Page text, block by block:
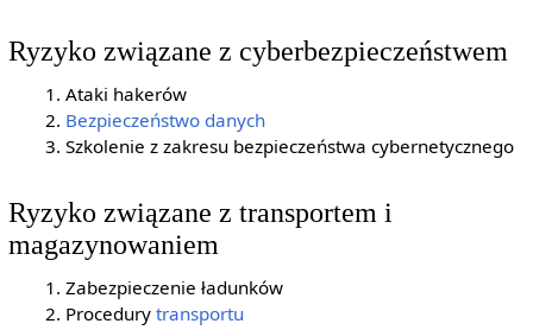
Ryzyko związane z cyberbezpieczeństwem
Ataki hakerów
Bezpieczeństwo danych
Szkolenie z zakresu bezpieczeństwa cybernetycznego
Ryzyko związane z transportem i
magazynowaniem
Zabezpieczenie ładunków
Procedurytransportu